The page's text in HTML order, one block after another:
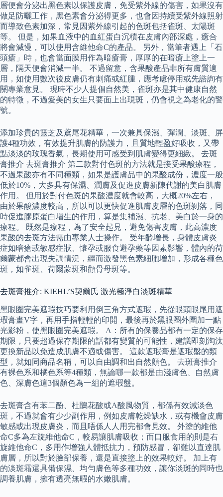
層便會分泌出黑色素以保護皮膚，免受紫外線的傷害，如果沒有
做足防曬工作，黑色素會分泌得更多，也會因持續受紫外線照射
而導致色素加深，常見因紫外線引起的色斑包括雀斑、太陽斑
等。 但是，如果血液中的血紅蛋白沉積在皮膚內部深處，癒合
將會減慢，可以使用含維他命C的產品。 另外，當筆者遇上「石
頭瘡」時，也會當面膜用作為暗瘡膏，厚厚的在暗瘡上塗上一
層，隔天便會消減一半。 不過留意，含果酸產品非所有膚質適
用，如使用數次後皮膚仍有刺痛或紅腫，應考慮停用或先諮詢有
關專業意見。 現時不少人提倡自然美，雀斑亦是其中健康自然
的特徵，不過愛美的女生只要面上出現斑，仍會視之為老化的警
號。
添加珍貴的靈芝及鳶尾花精華，一次兼具保濕、彈潤、淡斑、屏
護4種功效，有效提升肌膚的防護力，且質地輕盈好吸收，又帶
點淡淡的玫瑰香氣，長期使用可感受到肌膚變得更細緻。 去斑
膏推介 去斑膏推介 第二款對付色斑的方法就是接受果酸療程，
不過果酸亦有不同種類，如果是護膚品中的果酸成份，濃度一般
低於10%，大多具有保濕、潤膚及促進皮膚新陳代謝的美白肌膚
作用。 但用於對付色斑的果酸濃度就會較高，大概20%左右，
由於果酸濃度較高，所以可以更快促進肌膚皮層的色斑剝落，同
時促進膠原蛋白增生的作用，算是集補濕、抗老、美白於一身的
療程。 既然是療程，為了安全起見，避免傷害皮膚，此高濃度
果酸的去斑方法需由專業人士操作。 受年齡增長，身體皮膚炎
症如暗瘡或敏感症狀、懷孕或服食避孕藥等因素影響，體內的荷
爾蒙都會出現失調情況，繼而激發黑色素細胞增加，形成各種色
斑，如雀斑、荷爾蒙斑和顴骨母斑等。
去斑膏推介: KIEHL’S契爾氏 激光極淨白淡斑精華
黑眼圈完美遮瑕技巧要利用倒三角方式遮瑕，先從眼頭眼尾用遮
瑕膏畫V字，再用手指輕輕的印開，最後再於黑眼圈外圍加一點
光影粉，使黑眼圈完美遮瑕。 A：所有的保養品都有一定的保存
期限，只要超過保存期限的話都有變質的可能性，建議即刻淘汰
更換新品以免造成肌膚不適或傷害。 這款遮瑕膏是遮瑕盤的類
型，就如同商品名稱，可以自由調和出自然顏色。 去斑膏推介
有裸色系和橘色系等4種類，無論哪一款都是由淺膚色、自然膚
色、深膚色這3個顏色為一組的遮瑕盤。
去斑膏含有苯二酚、杜鵑花酸或A酸風物質，都係有效減淡色
斑，不過就會有少少副作用，例如皮膚乾燥缺水，或有機會皮膚
敏感或出現皮膚炎，而且唔係人人用完都會見效。 外塗的維他
命C多為左旋維他命C，較易讓肌膚吸收；而口服食用的則是右
旋維他命C，多用作增強人體抵抗力，預防感冒，卻難以直達肌
膚層，所以對於臉部保養，還是直接塗上的效果較好。 加上有
的淡斑霜還具備保濕、均勻膚色等多種功效，讓你淡斑的同時也
調養肌膚，擁有透亮無暇的水嫩肌膚。